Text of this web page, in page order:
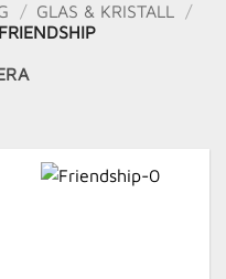
/ GLAS & KRISTALL
/
FRIENDSHIP